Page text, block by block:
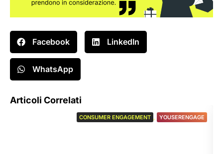
Facebook LinkedIn
WhatsApp
Articoli Correlati
CONSUMER ENGAGEMENT YOUSERENGAGE